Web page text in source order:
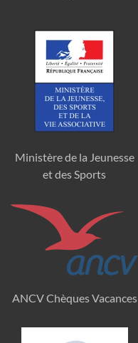
Ministère de la Jeunesse
et des Sports
ANCV Chèques Vacances